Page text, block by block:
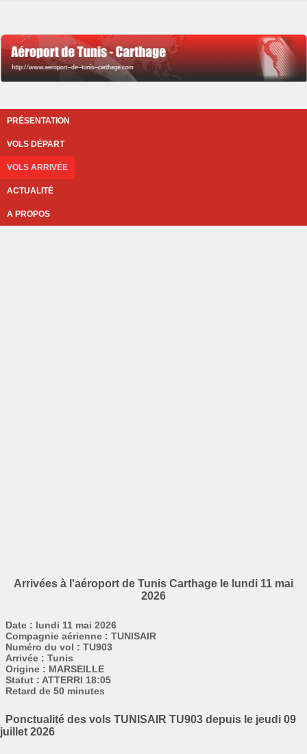
PRÉSENTATION
VOLS DÉPART
VOLS ARRIVÉE
ACTUALITÉ
A PROPOS
Arrivées à l'aéroport de Tunis Carthage le lundi 11 mai
2026
Date : lundi 11 mai 2026
Compagnie aérienne : TUNISAIR
Numéro du vol : TU903
Arrivée : Tunis
Origine : MARSEILLE
Statut : ATTERRI 18:05
Retard de 50 minutes
Ponctualité des vols TUNISAIR TU903 depuis le jeudi 09
juillet 2026